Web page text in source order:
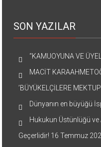
SON YAZILAR
“KAMUOYUNA VE
MACİT
’BÜYÜKELÇİLERE MEKTUP
Dünyanın en büyüğü
Hukukun Üstünlüğü ve
Geçerlidir! 16 Temmuz